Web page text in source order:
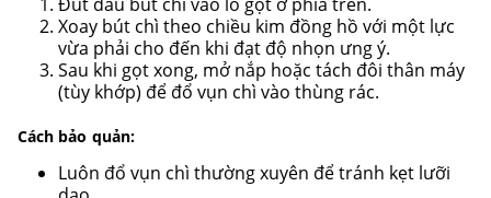
Xoay bút chì theo chiều kim đồng hồ với một lực
vừa phải cho đến khi đạt độ nhọn ưng ý.
Sau khi gọt xong, mở nắp hoặc tách đôi thân máy
(tùy khớp) để đổ vụn chì vào thùng rác.
Cách bảo quản:
Luôn đổ vụn chì thường xuyên để tránh kẹt lưỡi